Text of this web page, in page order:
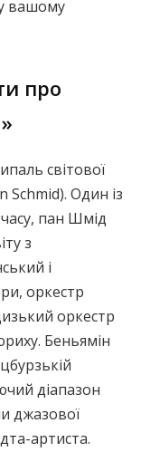
у вашому
про
світової
Один із
пан Шмід
з
і
оркестр
оркестр
Беньямін
діапазон
джазової
артиста.